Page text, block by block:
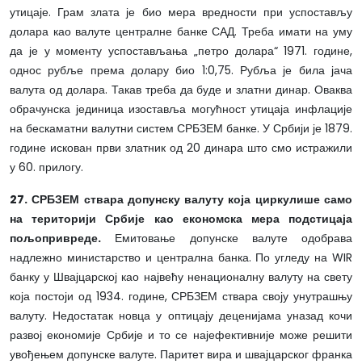
утицаје. Грам злата је био мера вредности при успостављу
долара као валуте централне банке САД. Треба имати на уму
да је у моменту успостављања „петро долара“ 1971. године,
однос рубље према долару био 1:0,75. Рубља је била јача
валута од долара. Такав треба да буде и златни динар. Оваква
обрачунска јединица изоставља могућност утицаја инфлације
на бескаматни валутни систем СРБЗЕМ банке. У Србији је 1879.
године искован први златник од 20 динара што смо истражили
у 60. прилогу.
27. СРБЗЕМ ствара допунску валуту која циркулише само
на територији Србије као економска мера подстицаја
пољопривреде. Емитовање допунске валуте одобрава
надлежно министарство и централна банка. По угледу на WIR
банку у Швајцарској као највећу ненационалну валуту на свету
која постоји од 1934. године, СРБЗЕМ ствара своју унутрашњу
валуту. Недостатак новца у оптицају деценијама уназад кочи
развој економије Србије и то се најефективније може решити
увођењем допунске валуте. Паритет вира и швајцарског франка